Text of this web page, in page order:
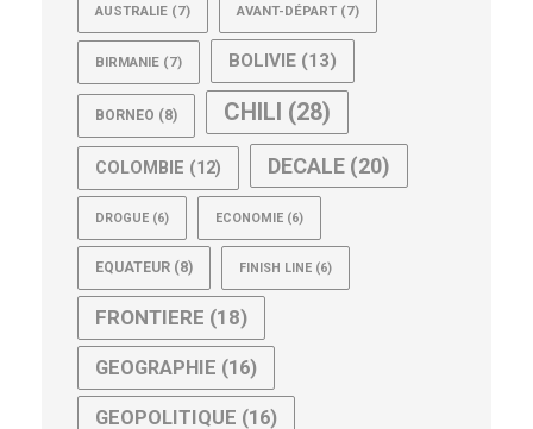
AUSTRALIE (7) AVANT-DÉPART (7)
BIRMANIE (7) BOLIVIE (13)
BORNEO (8) CHILI (28)
COLOMBIE (12) DECALE (20)
DROGUE (6) ECONOMIE (6)
EQUATEUR (8) FINISH LINE (6)
FRONTIERE (18)
GEOGRAPHIE (16)
GEOPOLITIQUE (16)